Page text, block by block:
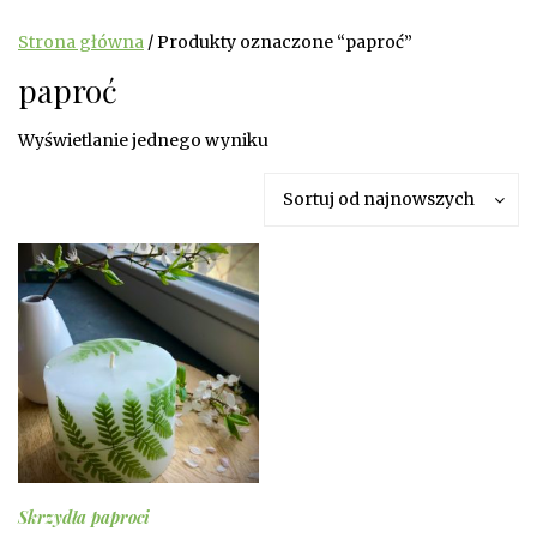
Strona główna / Produkty oznaczone “paproć”
paproć
Wyświetlanie jednego wyniku
Sortuj od najnowszych
Skrzydła paproci